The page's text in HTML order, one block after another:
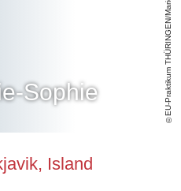
EU-Praktikum THÜRINGEN/Marie-Sophie
Sophie
Island